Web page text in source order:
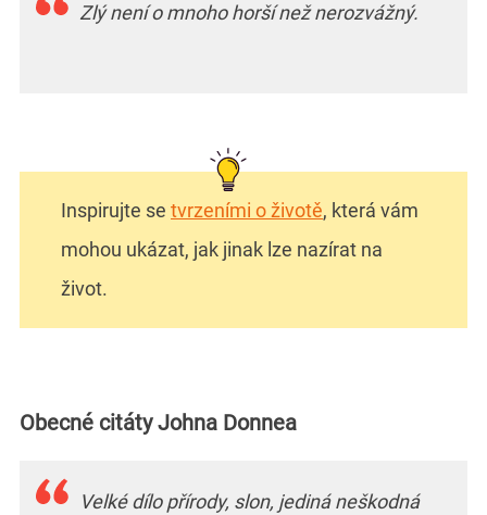
Zlý není o mnoho horší než nerozvážný.
Inspirujte se tvrzeními o životě, která vám
mohou ukázat, jak jinak lze nazírat na
život.
Obecné citáty Johna Donnea
Velké dílo přírody, slon, jediná neškodná